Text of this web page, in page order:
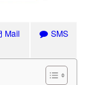
Mail SMS